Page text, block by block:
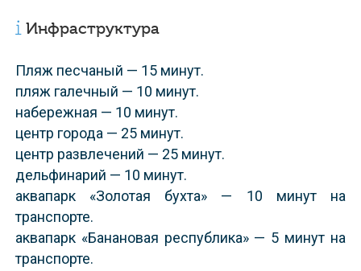
Инфраструктура
пляж песчаный — 15 минут.
пляж галечный — 10 минут.
набережная — 10 минут.
центр города — 25 минут.
центр развлечений — 25 минут.
дельфинарий — 10 минут.
аквапарк «Золотая бухта» — 10 минут на
транспорте.
аквапарк «Банановая республика» — 5 минут на
транспорте.